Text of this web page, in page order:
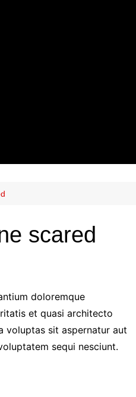
scared
doloremque
et quasi architecto
voluptas sit aspernatur aut
sequi nesciunt.